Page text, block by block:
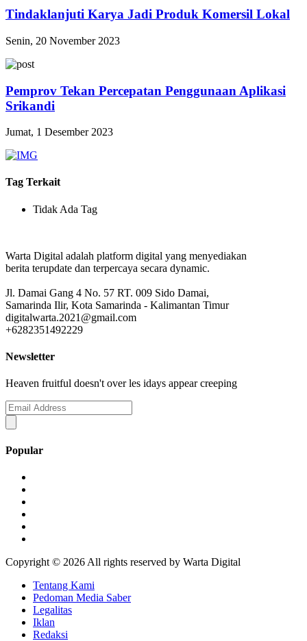
Tindaklanjuti Karya Jadi Produk Komersil Lokal
Senin, 20 November 2023
Pemprov Tekan Percepatan Penggunaan Aplikasi
Srikandi
Jumat, 1 Desember 2023
Tag Terkait
Tidak Ada Tag
Warta Digital adalah platform digital yang menyediakan
berita terupdate dan terpercaya secara dynamic.
Jl. Damai Gang 4 No. 57 RT. 009 Sido Damai,
Samarinda Ilir, Kota Samarinda - Kalimantan Timur
digitalwarta.2021@gmail.com
+6282351492229
Newsletter
Heaven fruitful doesn't over les idays appear creeping
Popular
Copyright © 2026 All rights reserved by Warta Digital
Tentang Kami
Pedoman Media Saber
Legalitas
Iklan
Redaksi